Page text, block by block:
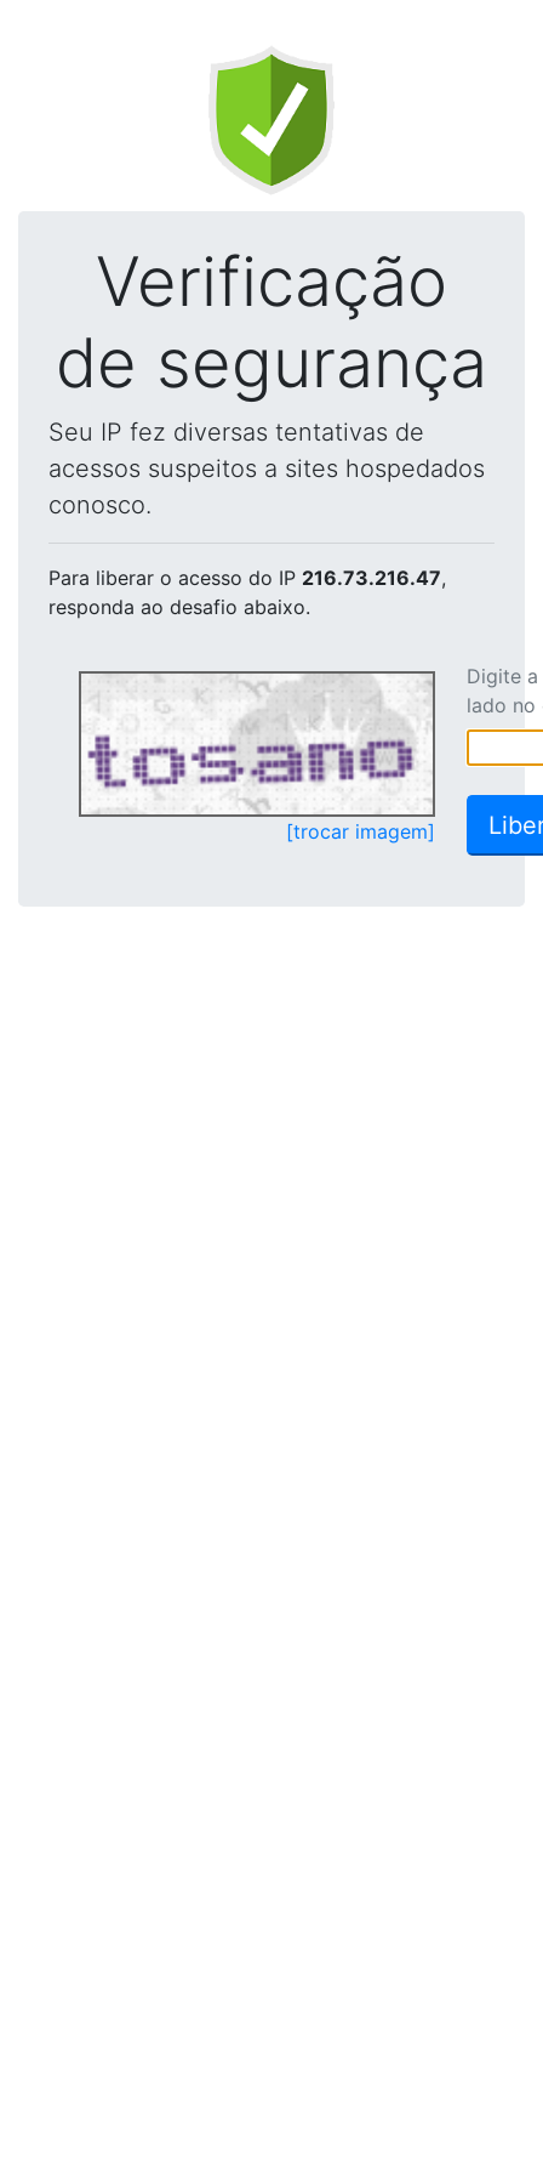
Verificação
de segurança
Seu IP fez diversas tentativas de
acessos suspeitos a sites hospedados
conosco.
Para liberar o acesso do IP 216.73.216.47,
responda ao desafio abaixo.
[trocar imagem]
Digite
lado no